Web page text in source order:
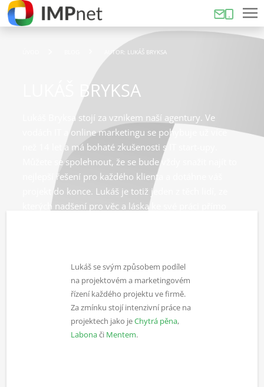
AUTOR: LUKÁŠ BRYKSA
LUKÁŠ BRYKSA
Lukáš Bryksa stojí za vznikem naší agentury. Ve
vodách IT a online marketingu se pohybuje už více
než 14 let a má bohaté zkušenosti s IT start-upy.
Můžete se spolehnout, že se bude vždy snažit najít to
nejlepší řešení pro každého klienta a dotáhne váš
projekt do konce. Lukáš je totiž jeden z těch lidí, ze
kterých nadšení pro věc a láska ke své práci přímo
Lukáš se svým způsobem podílel
na projektovém a marketingovém
řízení každého projektu ve firmě.
Za zmínku stojí intenzivní práce na
projektech jako jeChytrá pěna,
Labonači Mentem.